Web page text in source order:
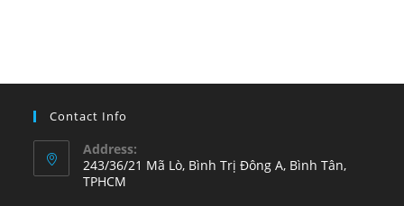
Contact Info
Address:
243/36/21 Mã Lò, Bình Trị Đông A, Bình Tân,
TPHCM